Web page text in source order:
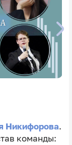
Никифорова.
команды: